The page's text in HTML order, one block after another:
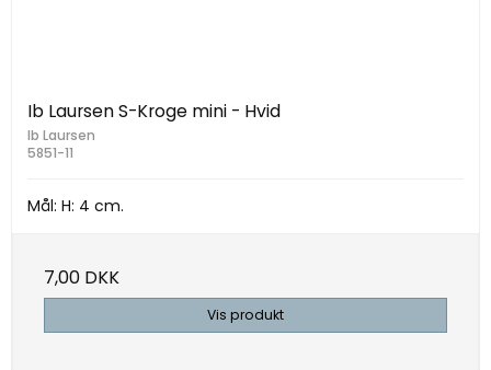
Ib Laursen S-Kroge mini - Hvid
Ib Laursen
5851-11
Mål: H: 4 cm.
7,00 DKK
Vis produkt